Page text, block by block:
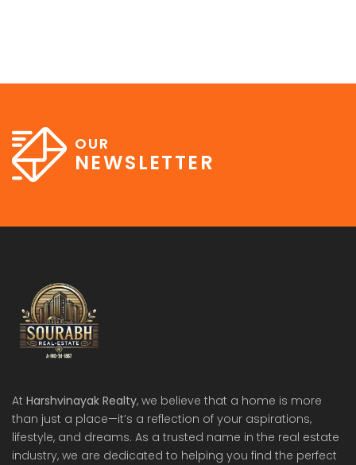
OUR
NEWSLETTER
At Harshvinayak Realty, we believe that a home is more
than just a place—it’s a reflection of your aspirations,
lifestyle, and dreams. As a trusted name in the real estate
industry, we are dedicated to helping you find the perfect